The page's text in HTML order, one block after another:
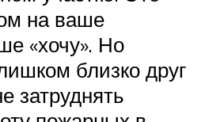
на ваше
«хочу». Но
близко друг
затруднять